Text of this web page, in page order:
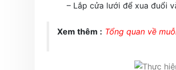
– Lắp cửa lưới để xua đuổi
Xem thêm : Tổng quan về